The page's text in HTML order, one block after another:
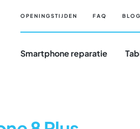
OPENINGSTIJDEN FAQ BLOG
Smartphone reparatie